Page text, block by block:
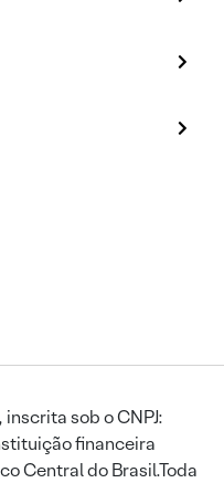
sob o CNPJ:
financeira
Central do Brasil.Toda